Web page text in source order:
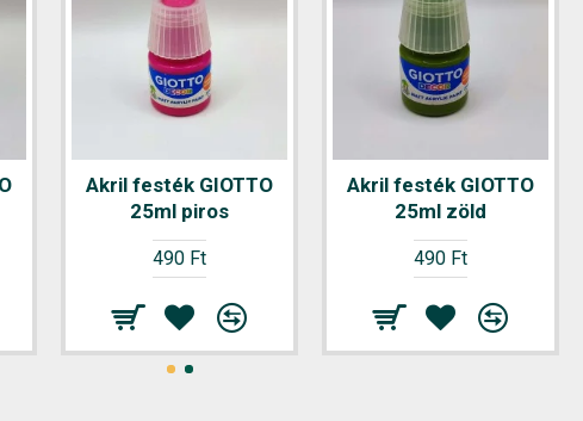
Akril festék GIOTTO
25ml piros
490 Ft
Akril festék GIOTTO
25ml zöld
490 Ft